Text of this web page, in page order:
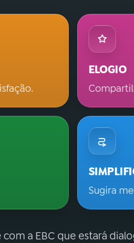
ELOGIO
Sugira
a EBC que estará